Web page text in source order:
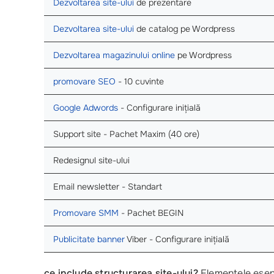
Dezvoltarea site-ului de prezentare
Dezvoltarea site-ului de catalog pe Wordpress
Dezvoltarea magazinului online pe Wordpress
promovare SEO - 10 cuvinte
Google Adwords - Configurare inițială
Support site - Pachet Maxim (40 ore)
Redesignul site-ului
Email newsletter - Standart
Promovare SMM - Pachet BEGIN
Publicitate bannerViber - Configurare inițială